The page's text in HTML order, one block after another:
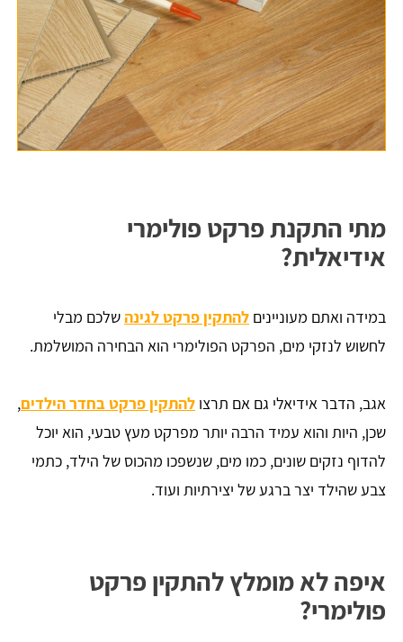
מתי התקנת פרקט פולימרי
אידיאלית?
במידה ואתם מעוניינים להתקין פרקט לגינהשלכם מבלי
לחשוש לנזקי מים, הפרקט הפולימרי הוא הבחירה המושלמת.
אגב, הדבר אידיאלי גם אם תרצו להתקין פרקט בחדר הילדים,
שכן, היות והוא עמיד הרבה יותר מפרקט מעץ טבעי, הוא יוכל
להדוף נזקים שונים, כמו מים, שנשפכו מהכוס של הילד, כתמי
צבע שהילד יצר ברגע של יצירתיות ועוד.
איפה לא מומלץ להתקין פרקט
פולימרי?